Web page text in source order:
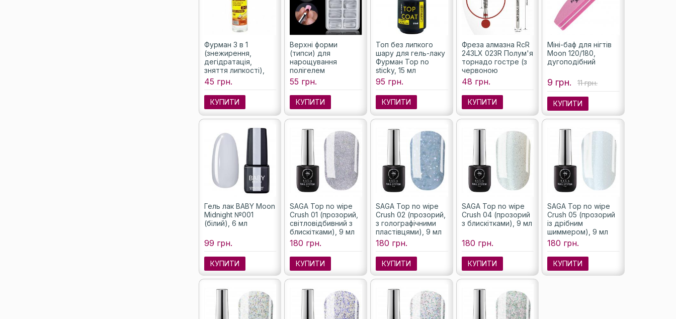
Фурман 3 в 1
(знежирення,
дегідратація,
зняття липкості),
100 мл
45 грн.
КУПИТИ
Верхні форми
(типси) для
нарощування
полігелем
(акрігелем), 100 шт/
уп.
55 грн.
КУПИТИ
Топ без липкого
шару для гель-лаку
Фурман Top no
sticky, 15 мл
95 грн.
КУПИТИ
Фреза алмазна RcR
243LX 023R Полум'я
торнадо гостре (з
червоною
насічкою)
48 грн.
КУПИТИ
Міні-баф для нігтів
Moon 120/180,
дугоподібний
9 грн. 11 грн.
КУПИТИ
Гель лак BABY Moon
Midnight №001
(білий), 6 мл
99 грн.
КУПИТИ
SAGA Top no wipe
Crush 01 (прозорий,
світловідбивний з
блискітками), 9 мл
180 грн.
КУПИТИ
SAGA Top no wipe
Crush 02 (прозорий,
з голографічними
пластівцями), 9 мл
180 грн.
КУПИТИ
SAGA Top no wipe
Crush 04 (прозорий
з блискітками), 9 мл
180 грн.
КУПИТИ
SAGA Top no wipe
Crush 05 (прозорий
із дрібним
шиммером), 9 мл
180 грн.
КУПИТИ